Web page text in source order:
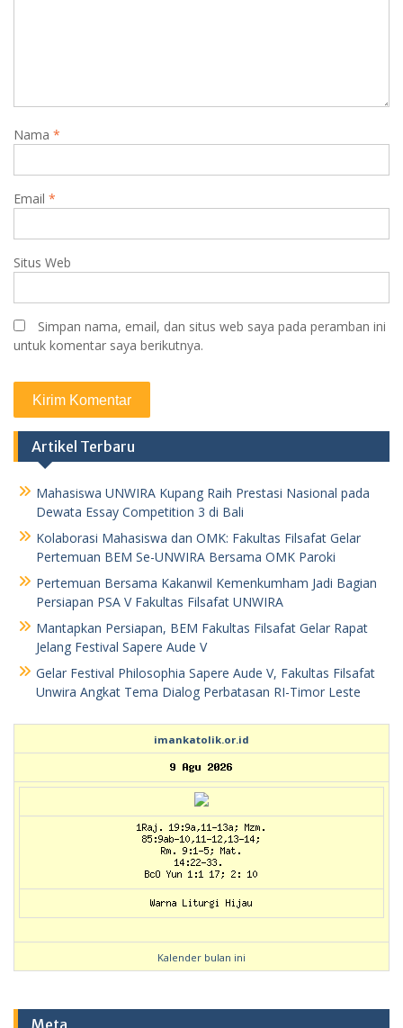
Nama *
Email *
Situs Web
Simpan nama, email, dan situs web saya pada peramban ini
untuk komentar saya berikutnya.
Artikel Terbaru
Mahasiswa UNWIRA Kupang Raih Prestasi Nasional pada
Dewata Essay Competition 3 di Bali
Kolaborasi Mahasiswa dan OMK: Fakultas Filsafat Gelar
Pertemuan BEM Se-UNWIRA Bersama OMK Paroki
Pertemuan Bersama Kakanwil Kemenkumham Jadi Bagian
Persiapan PSA V Fakultas Filsafat UNWIRA
Mantapkan Persiapan, BEM Fakultas Filsafat Gelar Rapat
Jelang Festival Sapere Aude V
Gelar Festival Philosophia Sapere Aude V, Fakultas Filsafat
Unwira Angkat Tema Dialog Perbatasan RI-Timor Leste
imankatolik.or.id
Kalender bulan ini
Meta